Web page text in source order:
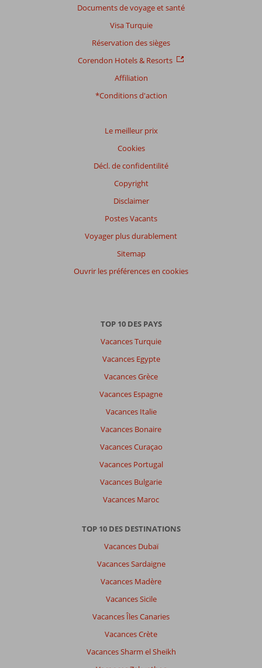
Documents de voyage et santé
Visa Turquie
Réservation des sièges
Corendon Hotels & Resorts
Affiliation
*Conditions d'action
Le meilleur prix
Cookies
Décl. de confidentilité
Copyright
Disclaimer
Postes Vacants
Voyager plus durablement
Sitemap
Ouvrir les préférences en cookies
TOP 10 DES PAYS
Vacances Turquie
Vacances Egypte
Vacances Grèce
Vacances Espagne
Vacances Italie
Vacances Bonaire
Vacances Curaçao
Vacances Portugal
Vacances Bulgarie
Vacances Maroc
TOP 10 DES DESTINATIONS
Vacances Dubaï
Vacances Sardaigne
Vacances Madère
Vacances Sicile
Vacances Îles Canaries
Vacances Crète
Vacances Sharm el Sheikh